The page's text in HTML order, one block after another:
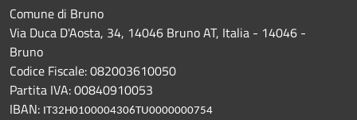
Comune di Bruno
Via Duca D'Aosta, 34, 14046 Bruno AT, Italia - 14046 -
Bruno
Codice Fiscale: 082003610050
Partita IVA: 00840910053
IBAN: IT32H0100004306TU0000000754